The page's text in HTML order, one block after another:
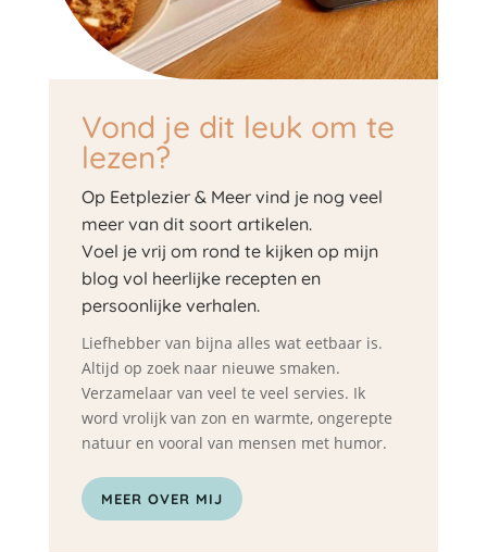
Vond je dit leuk om te
lezen?
Op Eetplezier & Meer vind je nog veel
meer van dit soort artikelen.
Voel je vrij om rond te kijken op mijn
blog vol heerlijke recepten en
persoonlijke verhalen.
Liefhebber van bijna alles wat eetbaar is.
Altijd op zoek naar nieuwe smaken.
Verzamelaar van veel te veel servies. Ik
word vrolijk van zon en warmte, ongerepte
natuur en vooral van mensen met humor.
MEER OVER MIJ